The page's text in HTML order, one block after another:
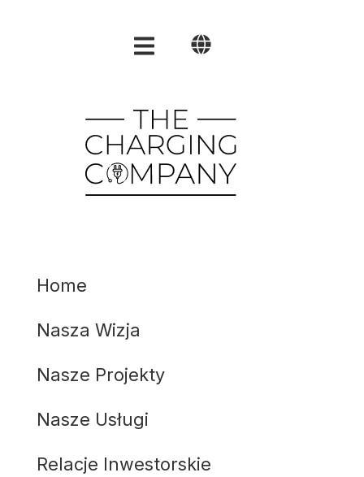
Home
Nasza Wizja
Nasze Projekty
Nasze Usługi
Relacje Inwestorskie